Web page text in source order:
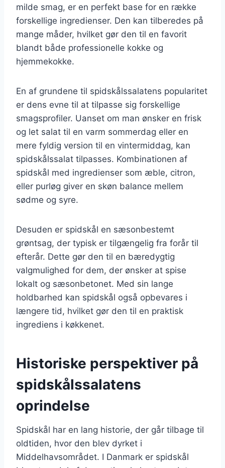
milde smag, er en perfekt base for en række
forskellige ingredienser. Den kan tilberedes på
mange måder, hvilket gør den til en favorit
blandt både professionelle kokke og
hjemmekokke.
En af grundene til spidskålssalatens popularitet
er dens evne til at tilpasse sig forskellige
smagsprofiler. Uanset om man ønsker en frisk
og let salat til en varm sommerdag eller en
mere fyldig version til en vintermiddag, kan
spidskålssalat tilpasses. Kombinationen af
spidskål med ingredienser som æble, citron,
eller purløg giver en skøn balance mellem
sødme og syre.
Desuden er spidskål en sæsonbestemt
grøntsag, der typisk er tilgængelig fra forår til
efterår. Dette gør den til en bæredygtig
valgmulighed for dem, der ønsker at spise
lokalt og sæsonbetonet. Med sin lange
holdbarhed kan spidskål også opbevares i
længere tid, hvilket gør den til en praktisk
ingrediens i køkkenet.
Historiske perspektiver på
spidskålssalatens
oprindelse
Spidskål har en lang historie, der går tilbage til
oldtiden, hvor den blev dyrket i
Middelhavsområdet. I Danmark er spidskål